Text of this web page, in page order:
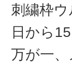
刺繍枠
日から
万が一